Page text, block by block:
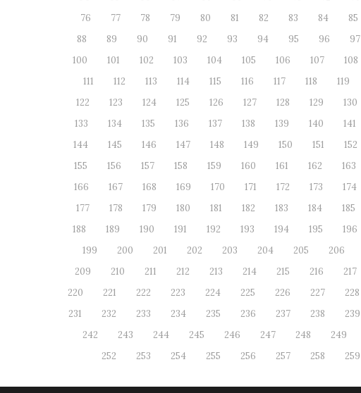
76
77 78 79 80 81 82 83 84 85
88
89 90 91 92 93 94 95 96 97
100
101 102 103 104 105 106 107 108
111
112 113 114 115 116 117 118 119
122
123 124 125 126 127 128 129 130
133
134 135 136 137 138 139 140 141
144
145 146 147 148 149 150 151 152
155
156 157 158 159 160 161 162 163
166
167 168 169 170 171 172 173 174
177
178 179 180 181 182 183 184 185
188
189 190 191 192 193 194 195 196
199
200 201 202 203 204 205 206
209
210 211 212 213 214 215 216 217
220
221 222 223 224 225 226 227 228
231
232 233 234 235 236 237 238 239
242
243 244 245 246 247 248 249
252
253 254 255 256 257 258 259